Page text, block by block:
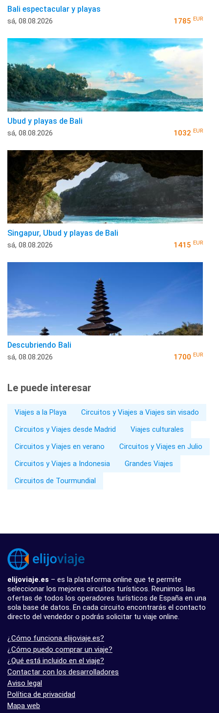
Bali espectacular y playas
sá, 08.08.2026 1785 EUR
Ubud y playas de Bali
sá, 08.08.2026 1032 EUR
Singapur, Ubud y playas de Bali
sá, 08.08.2026 1415 EUR
Descubriendo Bali
sá, 08.08.2026 1700 EUR
Le puede interesar
Viajes a la Playa
Circuitos y Viajes a Viajes sin visado
Circuitos y Viajes desde Madrid
Viajes culturales
Circuitos y Viajes en verano
Circuitos y Viajes en Julio
Circuitos y Viajes a Indonesia
Grandes Viajes
Circuitos de Tourmundial
elijoviaje.es – es la plataforma online que te permite
seleccionar los mejores circuitos turísticos. Reunimos las
ofertas de todos los operadores turísticos de España en una
sola base de datos. En cada circuito encontrarás el contacto
directo del vendedor o podrás solicitar tu viaje online.
¿Cómo funciona elijoviaje.es?
¿Cómo puedo comprar un viaje?
¿Qué está incluido en el viaje?
Contactar con los desarrolladores
Aviso legal
Política de privacidad
Mapa web